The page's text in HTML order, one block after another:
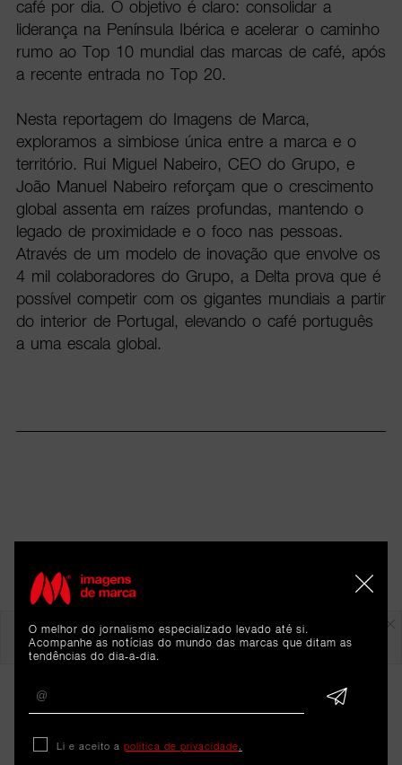
café por dia. O objetivo é claro: consolidar a
liderança na Península Ibérica e acelerar o caminho
rumo ao Top 10 mundial das marcas de café, após
a recente entrada no Top 20.
Nesta reportagem do Imagens de Marca,
exploramos a simbiose única entre a marca e o
território. Rui Miguel Nabeiro, CEO do Grupo, e
João Manuel Nabeiro reforçam que o crescimento
global assenta em raízes profundas, mantendo o
legado de proximidade e o foco nas pessoas.
Através de um modelo de inovação que envolve os
4 mil colaboradores do Grupo, a Delta prova que é
possível competir com os gigantes mundiais a partir
do interior de Portugal, elevando o café português
a uma escala global.
O melhor do jornalismo especializado levado até si.
Acompanhe as notícias do mundo das marcas que ditam as
tendências do dia-a-dia.
Li e aceito a política de privacidade.